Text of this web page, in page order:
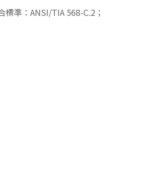
準：ANSI/TIA 568-C.2；